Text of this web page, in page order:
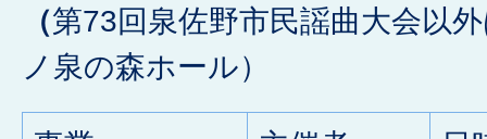
（第73回泉佐野市民謡曲大会以
ノ泉の森ホール）